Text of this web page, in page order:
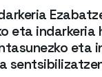
eta
eta